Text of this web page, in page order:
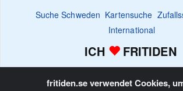
Suche Schweden Kartensuche
International
ICH FRITIDEN
fritiden.se verwendet Cookies,